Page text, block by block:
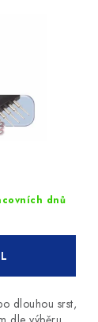
dnů
dlouhou srst,